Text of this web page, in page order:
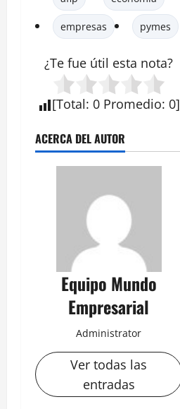
empresas pymes
¿Te fue útil esta nota?
[Total: 0 Promedio: 0]
ACERCA DEL AUTOR
Equipo Mundo
Empresarial
Administrator
Ver todas las
entradas